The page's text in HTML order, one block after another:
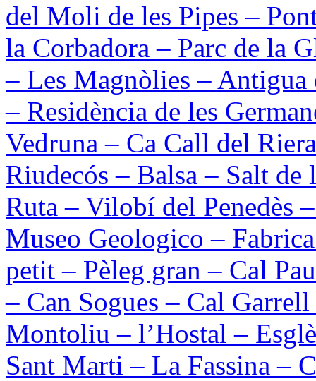
del Moli de les Pipes –
la Corbadora – Parc de la
– Les Magnòlies – Antigua
– Residència de les
Vedruna – Ca Call del
Riudecós – Balsa – Salt de
Ruta – Vilobí del Penedès
Museo Geologico –
petit – Pèleg gran – Cal
– Can Sogues – Cal
Montoliu – l’Hostal –
Sant Marti – La Fassina –